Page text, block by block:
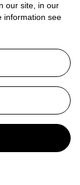
our site, in our
information see